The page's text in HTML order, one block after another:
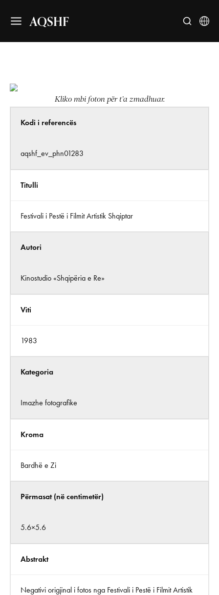
AQSHF
Kliko mbi foton për t’a zmadhuar.
Kodi i referencës
aqshf_ev_phn01283
Titulli
Festivali i Pestë i Filmit Artistik Shqiptar
Autori
Kinostudio «Shqipëria e Re»
Viti
1983
Kategoria
Imazhe fotografike
Kroma
Bardhë e Zi
Përmasat (në centimetër)
5.6×5.6
Abstrakt
Negativi origjinal i fotos nga Festivali i Pestë i Filmit Artistik